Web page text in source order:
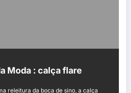
Moda : calça flare
releitura da boca de sino, a calça